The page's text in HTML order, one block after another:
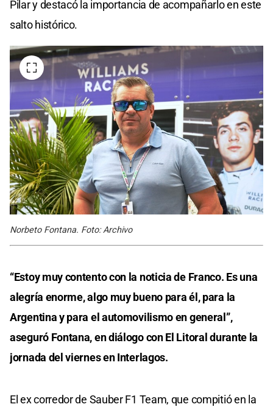
Pilar y destacó la importancia de acompañarlo en este
salto histórico.
Norbeto Fontana. Foto: Archivo
“Estoy muy contento con la noticia de Franco. Es una
alegría enorme, algo muy bueno para él, para la
Argentina y para el automovilismo en general”,
aseguró Fontana, en diálogo con El Litoral durante la
jornada del viernes en Interlagos.
El ex corredor de Sauber F1 Team, que compitió en la